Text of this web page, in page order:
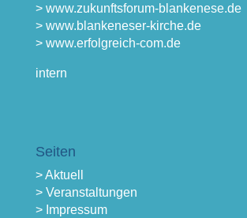
> www.zukunftsforum-blankenese.de
> www.blankeneser-kirche.de
> www.erfolgreich-com.de
intern
Seiten
> Aktuell
> Veranstaltungen
> Impressum